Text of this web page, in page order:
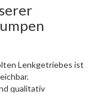
Lenkgetriebes ist
qualitativ